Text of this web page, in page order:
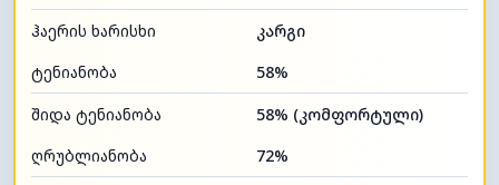
ჰაერის ხარისხი
კარგი
ტენიანობა
58%
შიდა ტენიანობა
58% (კომფორტული)
ღრუბლიანობა
72%